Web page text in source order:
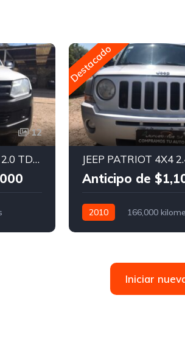
12
VOKSWAGEN AMAROK 2.0 TDI 140CV 4X4
Destacado
JEEP PATRIOT 4X4
Anticipo de
2010
166,000
Iniciar